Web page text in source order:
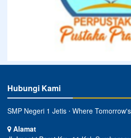
Hubungi Kami
SMP Negeri 1 Jetis ⋅ Where
Alamat